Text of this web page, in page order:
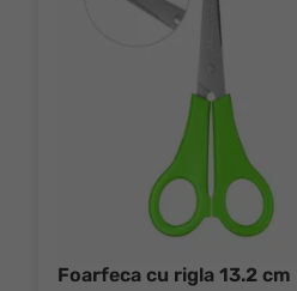
Foarfeca cu rigla 13.2 cm